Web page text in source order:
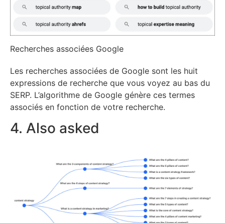
Recherches associées Google
Les recherches associées de Google sont les huit
expressions de recherche que vous voyez au bas du
SERP. L’algorithme de Google génère ces termes
associés en fonction de votre recherche.
4. Also asked